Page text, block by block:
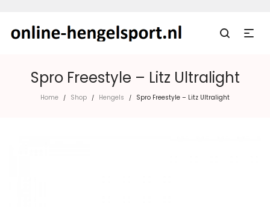
Spro Freestyle – Litz Ultralight
Home / Shop / Hengels / Spro Freestyle – Litz Ultralight